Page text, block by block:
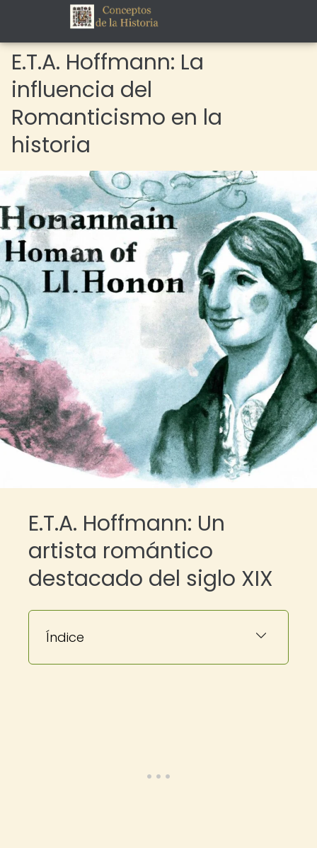
E.T.A. Hoffmann: La
influencia del
Romanticismo en la
historia
E.T.A. Hoffmann: Un
artista romántico
destacado del siglo XIX
Índice